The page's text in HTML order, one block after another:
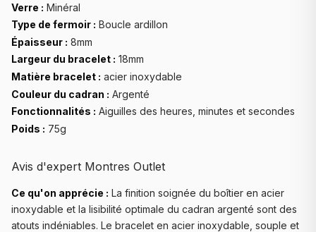
Verre : Minéral
Type de fermoir : Boucle ardillon
Épaisseur : 8mm
Largeur du bracelet : 18mm
Matière bracelet : acier inoxydable
Couleur du cadran : Argenté
Fonctionnalités : Aiguilles des heures, minutes et secondes
Poids : 75g
Avis d'expert Montres Outlet
Ce qu'on apprécie : La finition soignée du boîtier en acier
inoxydable et la lisibilité optimale du cadran argenté sont des
atouts indéniables. Le bracelet en acier inoxydable, souple et